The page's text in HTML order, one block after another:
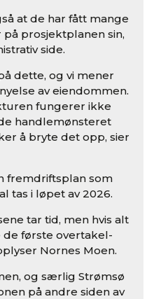
at de har fått mange
prosjektpla­nen sin,
side.
dette, og vi mener
av eiendom­men.
fungerer ikke
handlemønsteret
å bryte det opp, sier
fremdriftsplan som
tas i løpet av 2026.
tar tid, men hvis alt
de første overtakel­
Nornes­ Moen.
og særlig Strømsø
på andre siden av